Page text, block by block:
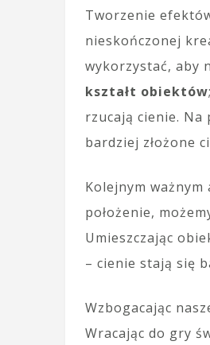
Tworzenie
nieskończonej
wykorzystać, aby
kształt obiektów
rzucają cienie.
bardziej złożone
Kolejnym
położenie,
Umieszczając
– cienie stają się
Wzbogacając
Wracając do gry